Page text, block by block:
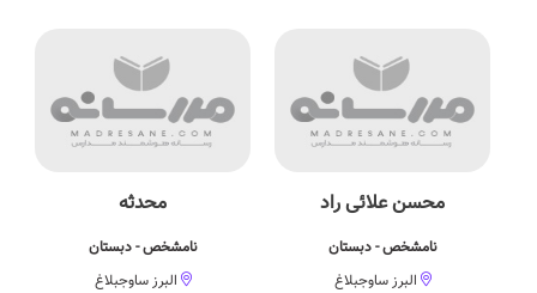
محسن علائی راد
نامشخص - دبستان
البرز ساوجبلاغ
محدثه
نامشخص - دبستان
البرز ساوجبلاغ